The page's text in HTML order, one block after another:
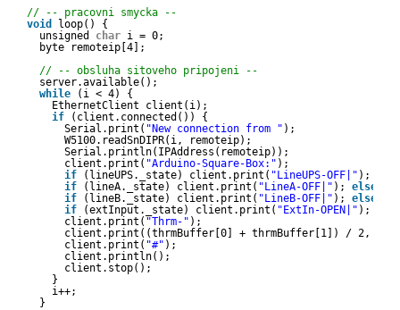
// -- pracovni smycka --
void
loop() {
unsigned char i = 0;
byte remoteip[4];
// -- obsluha sitoveho pripojeni --
server.available();
while
(i < 4) {
EthernetClient client(i);
if
(client.connected()) {
Serial.print( "New connection from " );
W5100.readSnDIPR(i, remoteip);
Serial.println(IPAddress(remoteip));
client.print( "Arduino-Square-Box:" );
if
(lineUPS._state) client.print( "LineUPS-OFF|" );
if
(lineA._state) client.print( "LineA-OFF|" ); else
if
(lineB._state) client.print( "LineB-OFF|" ); else
if
(extInput._state) client.print( "ExtIn-OPEN|" );
client.print( "Thrm-" );
client.print((thrmBuffer[0] + thrmBuffer[1]) / 2,
client.print( "#" );
client.println();
client.stop();
}
i++;
}